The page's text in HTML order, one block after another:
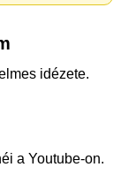
idézete.
a Youtube-on.